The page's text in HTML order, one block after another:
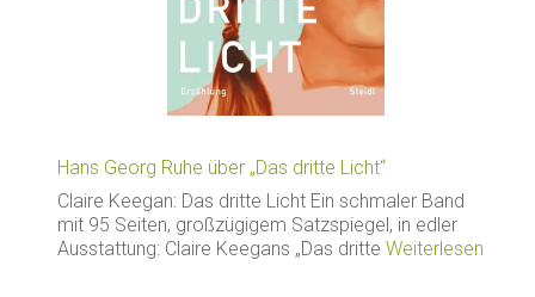
Hans Georg Ruhe über „Das dritte Licht“
Claire Keegan: Das dritte Licht Ein schmaler Band
mit 95 Seiten, großzügigem Satzspiegel, in edler
Ausstattung: Claire Keegans „Das dritteWeiterlesen